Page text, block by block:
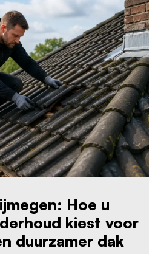
Hoe u
kiest voor
duurzamer dak